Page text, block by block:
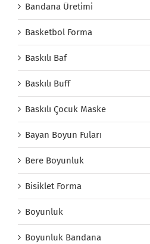
Bandana Üretimi
Basketbol Forma
Baskılı Baf
Baskılı Buff
Baskılı Çocuk Maske
Bayan Boyun Fuları
Bere Boyunluk
Bisiklet Forma
Boyunluk
Boyunluk Bandana